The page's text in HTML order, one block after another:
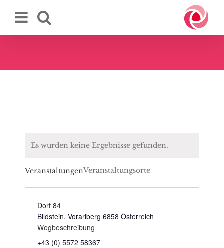
Inhalt
Es wurden keine Ergebnisse gefunden.
VeranstaltungenVeranstaltungsorte
Dorf 84
Bildstein, Vorarlberg 6858 Österreich
Wegbeschreibung
+43 (0) 5572 58367